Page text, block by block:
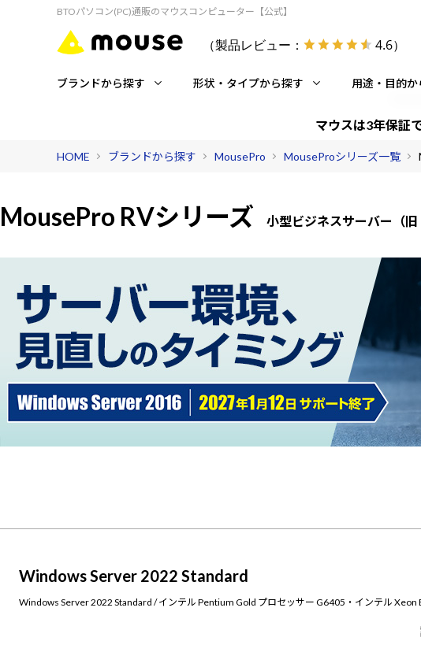
BTOパソコン(PC)通販のマウスコンピューター【公式】
（製品レビュー： 4.6）
ブランドから探す 形状・タイプから探す 用途・目的か
マウスは3年保証
HOME ブランドから探す MousePro MouseProシリーズ一覧
MousePro RVシリーズ 小型ビジネスサーバー（旧
Windows Server 2022 Standard
Windows Server 2022 Standard / インテル Pentium Gold プロセッサー G6405・インテル Xeon